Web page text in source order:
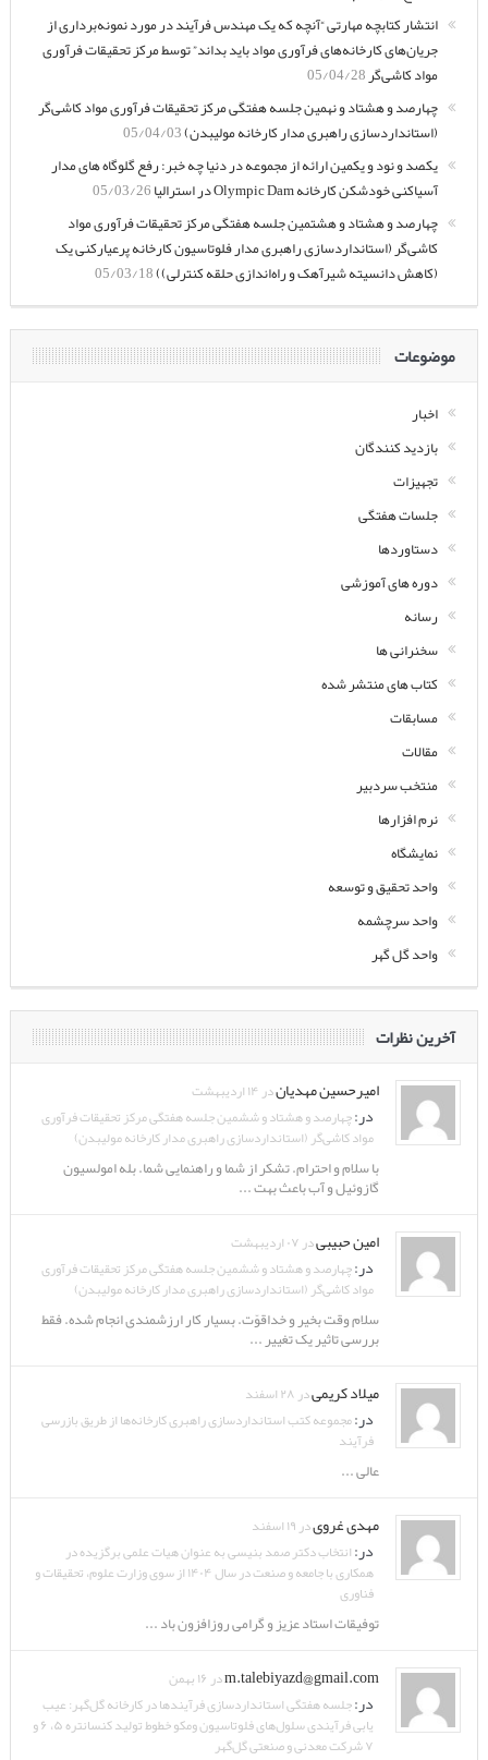
انتشار کتابچه مهارتی “آنچه که یک مهندس فرآیند در مورد نمونه‌برداری از
جریان‌های کارخانه‌های فرآوری مواد باید بداند” توسط مرکز تحقیقات فرآوری
مواد کاشی‌گر05/04/28
چهارصد و هشتاد و نهمین جلسه هفتگی مرکز تحقیقات فرآوری مواد کاشی‌گر
(استانداردسازی راهبری مدار کارخانه مولیبدن)05/04/03
یکصد و نود و یکمین ارائه از مجموعه در دنیا چه خبر: رفع گلوگاه های مدار
آسیاکنی خودشکن کارخانه Olympic Dam در استرالیا
05/03/26
چهارصد و هشتاد و هشتمین جلسه هفتگی مرکز تحقیقات فرآوری مواد
کاشی‌گر (استانداردسازی راهبری مدار فلوتاسیون کارخانه پرعیارکنی یک
(کاهش دانسیته شیرآهک و راه‌اندازی حلقه کنترلی))05/03/18
موضوعات
اخبار
بازدید کنندگان
تجهیزات
جلسات هفتگی
دستاوردها
دوره های آموزشی
رسانه
سخنرانی ها
کتاب های منتشر شده
مسابقات
مقالات
منتخب سردبیر
نرم افزارها
نمایشگاه
واحد تحقیق و توسعه
واحد سرچشمه
واحد گل گهر
آخرین نظرات
امیرحسین مهدیاندر ۱۴ اردیبهشت
در:چهارصد و هشتاد و ششمین جلسه هفتگی مرکز تحقیقات فرآوری
مواد کاشی‌گر (استانداردسازی راهبری مدار کارخانه مولیبدن)
با سلام و احترام. تشکر از شما و راهنمایی شما. بله امولسیون
گازوئیل و آب باعث بهت ...
امین حبیبیدر ۰۷ اردیبهشت
در:چهارصد و هشتاد و ششمین جلسه هفتگی مرکز تحقیقات فرآوری
مواد کاشی‌گر (استانداردسازی راهبری مدار کارخانه مولیبدن)
سلام وقت بخیر و خداقوّت. بسیار کار ارزشمندی انجام شده. فقط
بررسی تاثیر یک تغییر ...
میلاد کریمیدر ۲۸ اسفند
در:مجموعه کتب استانداردسازی راهبری کارخانه‌ها از طریق بازرسی
فرآیند
عالی ...
مهدی غرویدر ۱۹ اسفند
در:انتخاب دکتر صمد بنیسی به عنوان هیات علمی برگزیده در
همکاری با جامعه و صنعت در سال ۱۴۰۴ از سوی وزارت علوم، تحقیقات و
فناوری
توفیقات استاد عزیز و گرامی روزافزون باد ...
m.talebiyazd@gmail.comدر ۱۶ بهمن
در:جلسه هفتگی استانداردسازی فرآیندها در کارخانه گل‌گهر: عیب
یابی فرآیندی سلول‌های فلوتاسیون ومکو خطوط تولید کنسانتره ۵، ۶ و
۷ شرکت معدنی و صنعتی گل‌گهر